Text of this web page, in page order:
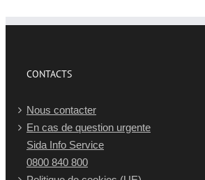
CONTACTS
Nous contacter
En cas de question urgente
Sida Info Service
0800 840 800